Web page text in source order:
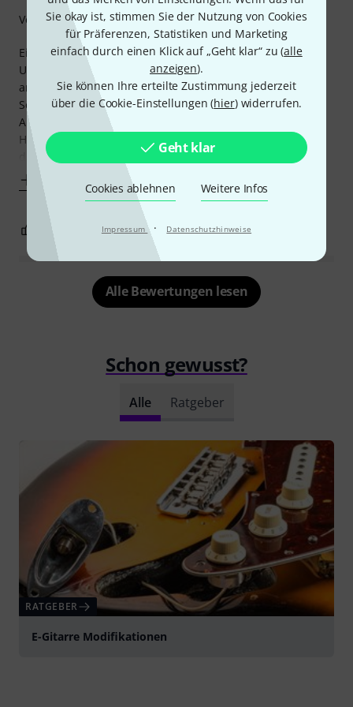
Sie okay ist, stimmen Sie der Nutzung von Cookies
für Präferenzen, Statistiken und Marketing
einfach durch einen Klick auf „Geht klar“ zu (alle
anzeigen).
Sie können Ihre erteilte Zustimmung jederzeit
über die Cookie-Einstellungen (hier) widerrufen.
Geht klar
Cookies ablehnen Weitere Infos
Impressum · Datenschutzhinweise
Eigentlich ein tolles Produkt, Material und Preis stimmen.
Und natürlich muss man die Höhe, Breite und Tiefe etwas
anpassen. Dies geht mit normalen Feilen und
Schmirgelpapier was jeder zur Hand haben sollte.
Allerdings sind die Nut-Kerbungen quasi nur angedeutet.
Hier ist auf jeden Fall Nacharbeit notwendig. Wer glaubt
das mit den für unter 10 € angebotenen
Verarbeitung
BEWERTUNG MELDEN
Alle Bewertungen lesen
Schon gewusst?
Alle Ratgeber
RATGEBER
E-Gitarre Modifikationen